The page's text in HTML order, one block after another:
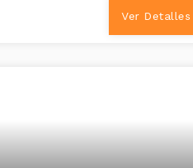
Ver Detalles